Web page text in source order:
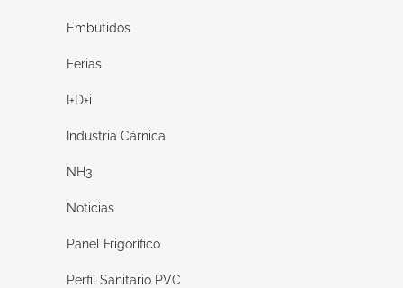
Embutidos
Ferias
I+D+i
Industria Cárnica
NH3
Noticias
Panel Frigorífico
Perfil Sanitario PVC